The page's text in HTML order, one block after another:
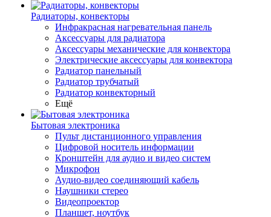
Радиаторы, конвекторы
Инфракрасная нагревательная панель
Аксессуары для радиатора
Аксессуары механические для конвектора
Электрические аксессуары для конвектора
Радиатор панельный
Радиатор трубчатый
Радиатор конвекторный
Ещё
Бытовая электроника
Пульт дистанционного управления
Цифровой носитель информации
Кронштейн для аудио и видео систем
Микрофон
Аудио-видео соединяющий кабель
Наушники стерео
Видеопроектор
Планшет, ноутбук